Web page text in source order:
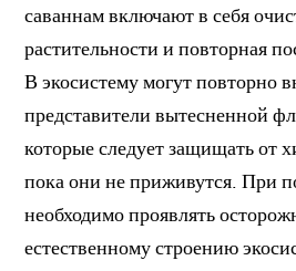
саваннам включают в себя
растительности и повторная
В экосистему могут повторно
представители вытесненной
которые следует защищать от
пока они не приживутся. При
необходимо проявлять
естественному строению